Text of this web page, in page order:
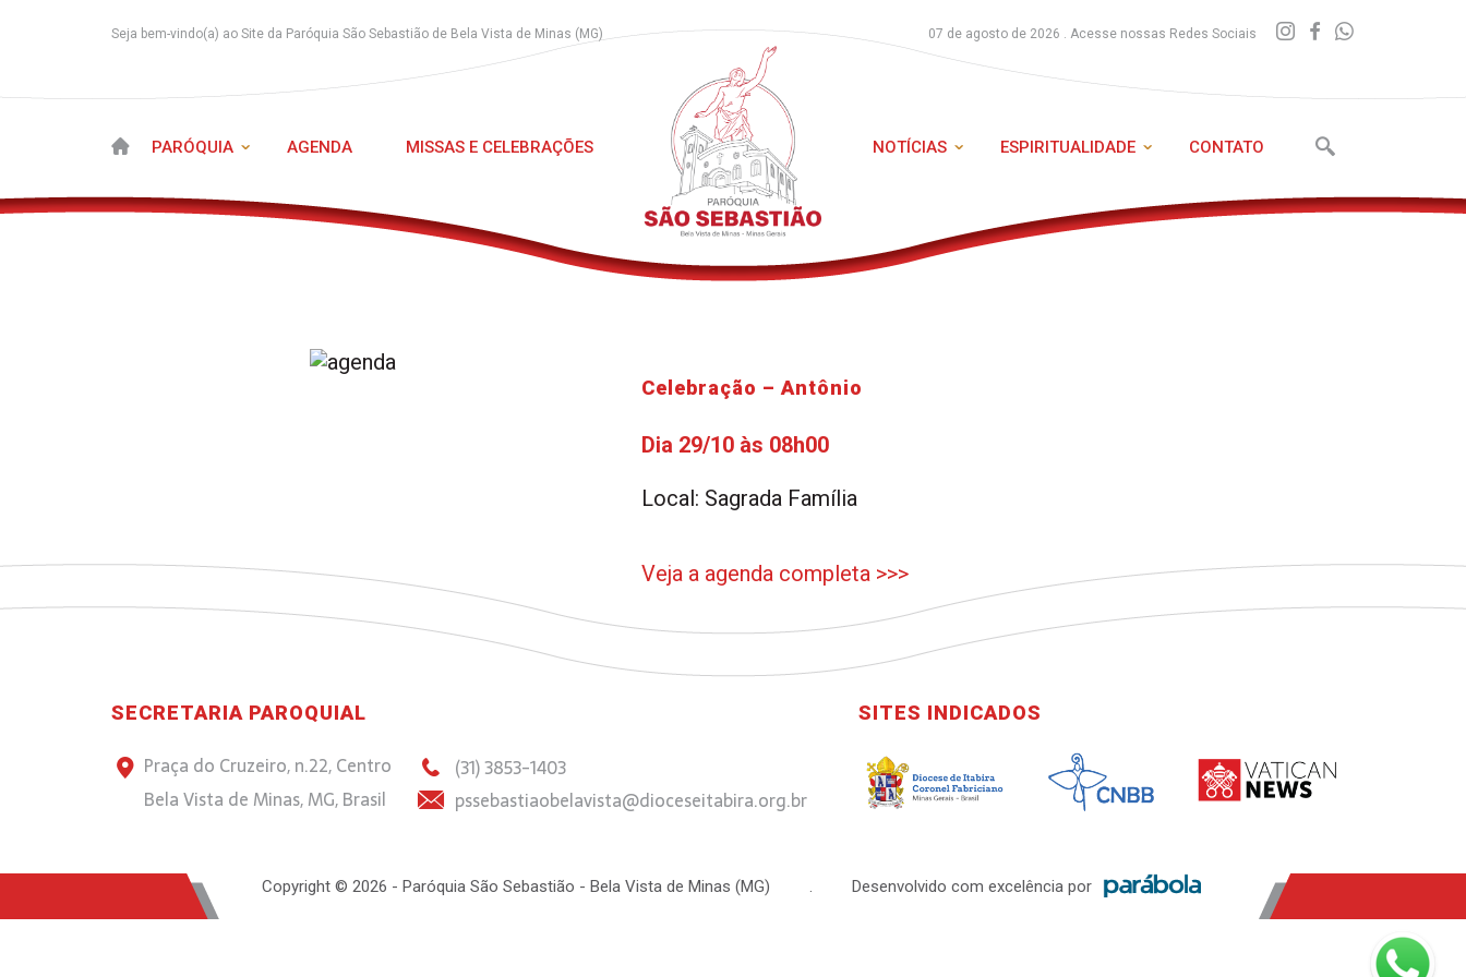
Seja bem-vindo(a) ao Site da Paróquia São Sebastião de Bela Vista de Minas (MG) 07 de agosto de 2026 . Acesse nossas Redes Sociais
PARÓQUIA AGENDA MISSAS E CELEBRAÇÕES NOTÍCIAS ESPIRITUALIDADE CONTATO
Celebração – Antônio
Dia 29/10 às 08h00
Local: Sagrada Família
Veja a agenda completa >>>
SECRETARIA PAROQUIAL
Praça do Cruzeiro, n.22, Centro
Bela Vista de Minas, MG, Brasil
(31) 3853-1403
pssebastiaobelavista@dioceseitabira.org.br
SITES INDICADOS
Copyright © 2026 - Paróquia São Sebastião - Bela Vista de Minas (MG) . Desenvolvido com excelência por